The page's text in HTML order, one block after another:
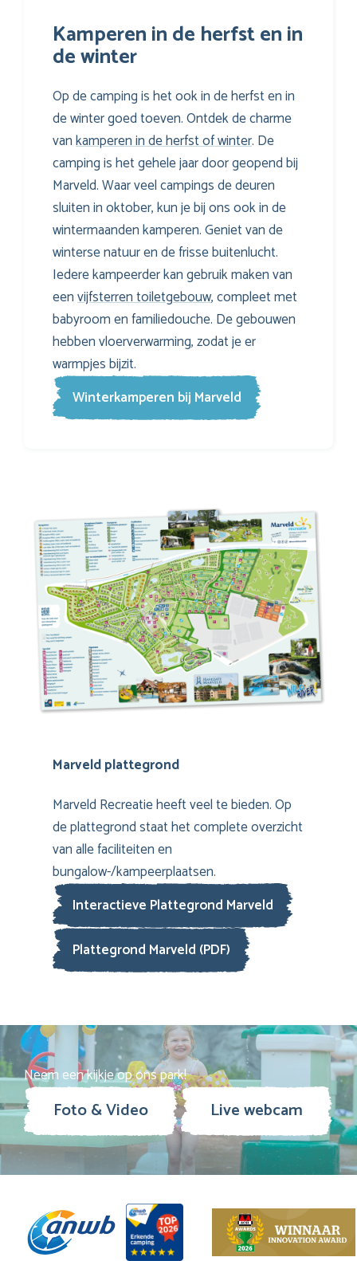
Kamperen in de herfst en in
de winter
Op de camping is het ook in de herfst en in
de winter goed toeven. Ontdek de charme
vankamperen in de herfst of winter. De
camping is het gehele jaar door geopend bij
Marveld. Waar veel campings de deuren
sluiten in oktober, kun je bij ons ook in de
wintermaanden kamperen. Geniet van de
winterse natuur en de frisse buitenlucht.
Iedere kampeerder kan gebruik maken van
eenvijfsterren toiletgebouw, compleet met
babyroom en familiedouche. De gebouwen
hebben vloerverwarming, zodat je er
warmpjes bijzit.
Winterkamperen bij Marveld
Marveld plattegrond
Marveld Recreatie heeft veel te bieden. Op
de plattegrond staat het complete overzicht
van alle faciliteiten en
bungalow-/kampeerplaatsen.
Interactieve Plattegrond Marveld
Plattegrond Marveld (PDF)
Neem een kijkje op ons park!
Foto & Video Live webcam